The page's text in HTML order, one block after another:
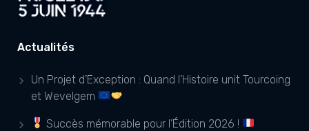
Actualités
Un Projet d’Exception : Quand l’Histoire unit Tourcoing
et Wevelgem
Succès mémorable pour l’Édition 2026 !